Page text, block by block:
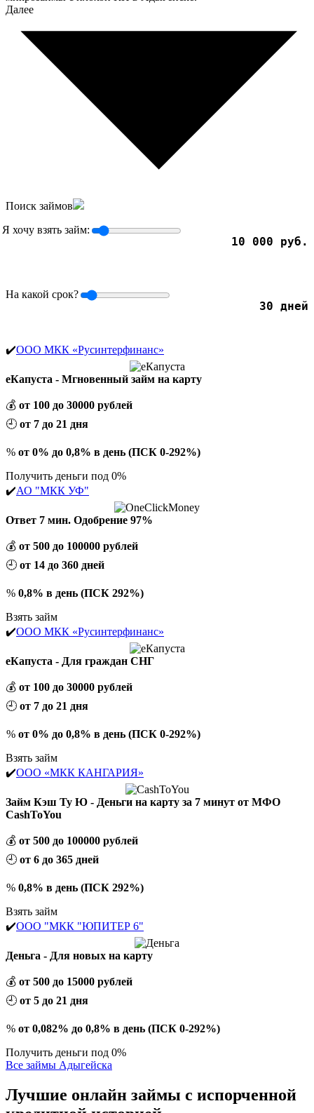
Далее
Поиск займов
Я хочу взять займ:
10 000 руб.
На какой срок?
30 дней
✔️ООО МКК «Русинтерфинанс»
еКапуста - Мгновенный займ на карту
💰 от 100 до 30000 рублей
🕘 от 7 до 21 дня
% от 0% до 0,8% в день (ПСК 0-292%)
Получить деньги под 0%
✔️АО "МКК УФ"
Ответ 7 мин. Одобрение 97%
💰 от 500 до 100000 рублей
🕘 от 14 до 360 дней
% 0,8% в день (ПСК 292%)
Взять займ
✔️ООО МКК «Русинтерфинанс»
еКапуста - Для граждан СНГ
💰 от 100 до 30000 рублей
🕘 от 7 до 21 дня
% от 0% до 0,8% в день (ПСК 0-292%)
Взять займ
✔️ООО «МКК КАНГАРИЯ»
Займ Кэш Ту Ю - Деньги на карту за 7 минут от МФО
CashToYou
💰 от 500 до 100000 рублей
🕘 от 6 до 365 дней
% 0,8% в день (ПСК 292%)
Взять займ
✔️ООО "МКК "ЮПИТЕР 6"
Деньга - Для новых на карту
💰 от 500 до 15000 рублей
🕘 от 5 до 21 дня
% от 0,082% до 0,8% в день (ПСК 0-292%)
Получить деньги под 0%
Все займы Адыгейска
Лучшие онлайн займы с испорченной